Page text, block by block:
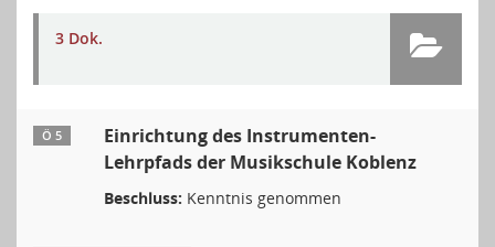
3 Dok.
Ö 5
Einrichtung des Instrumenten-
Lehrpfads der Musikschule Koblenz
Beschluss: Kenntnis genommen